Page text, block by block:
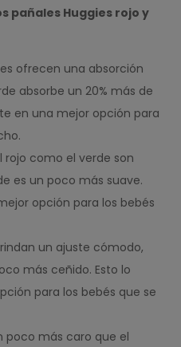
pañales Huggies rojo y
ofrecen una absorción
absorbe un 20% más de
en una mejor opción para
rojo como el verde son
es un poco más suave.
opción para los bebés
un ajuste cómodo,
más ceñido. Esto lo
para los bebés que se
poco más caro que el